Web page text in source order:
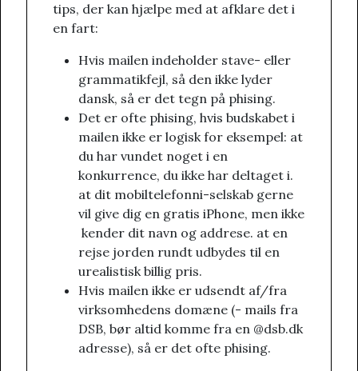
tips, der kan hjælpe med at afklare det i
en fart:
Hvis mailen indeholder stave- eller
grammatikfejl, så den ikke lyder
dansk, så er det tegn på phising.
Det er ofte phising, hvis budskabet i
mailen ikke er logisk for eksempel: at
du har vundet noget i en
konkurrence, du ikke har deltaget i.
at dit mobiltelefonni-selskab gerne
vil give dig en gratis iPhone, men ikke
kender dit navn og addrese. at en
rejse jorden rundt udbydes til en
urealistisk billig pris.
Hvis mailen ikke er udsendt af/fra
virksomhedens domæne (- mails fra
DSB, bør altid komme fra en @dsb.dk
adresse), så er det ofte phising.